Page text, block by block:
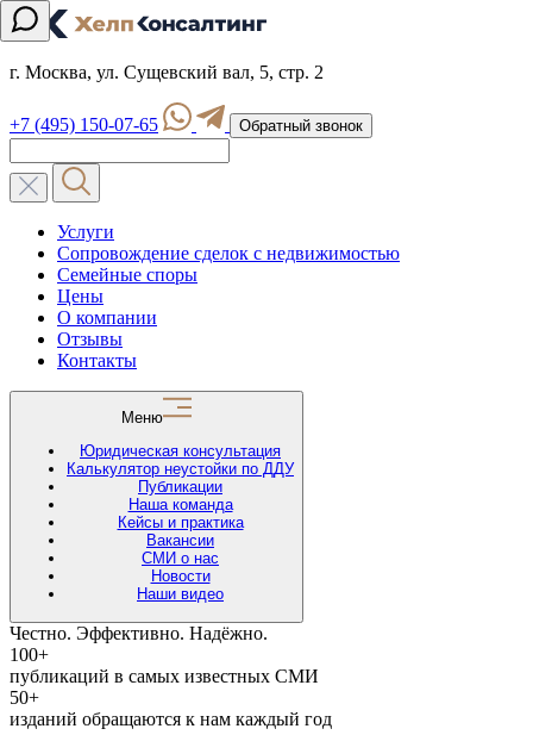
г. Москва, ул. Сущевский вал, 5, стр. 2
+7 (495) 150-07-65 Обратный звонок
Услуги
Сопровождение сделок с недвижимостью
Семейные споры
Цены
О компании
Отзывы
Контакты
Меню
Юридическая консультация
Калькулятор неустойки по ДДУ
Публикации
Наша команда
Кейсы и практика
Вакансии
СМИ о нас
Новости
Наши видео
Честно. Эффективно. Надёжно.
100+
публикаций в самых известных СМИ
50+
изданий обращаются к нам каждый год